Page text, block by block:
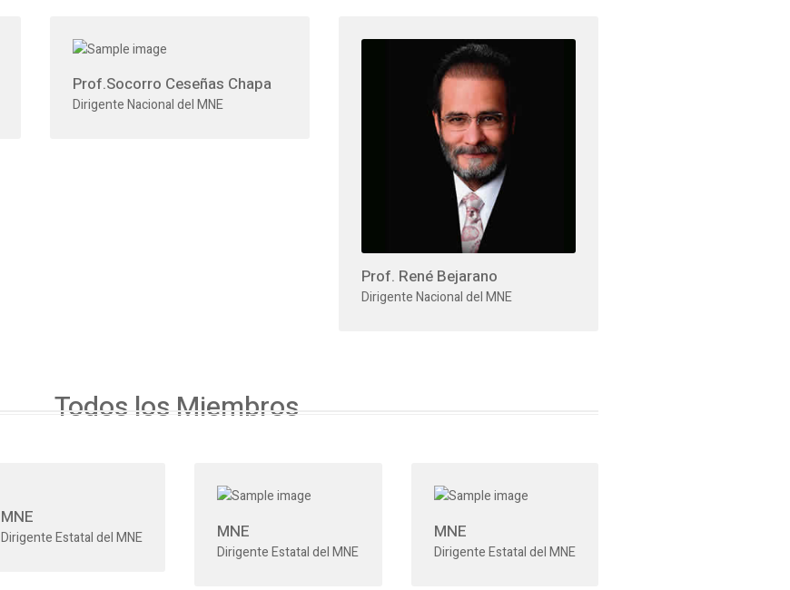
Prof.Socorro Ceseñas Chapa
Dirigente Nacional del MNE
Prof. René Bejarano
Dirigente Nacional del MNE
Todos los Miembros
MNE
Dirigente Estatal del MNE MNE
Dirigente Estatal del MNE
MNE
Dirigente Estatal del MNE